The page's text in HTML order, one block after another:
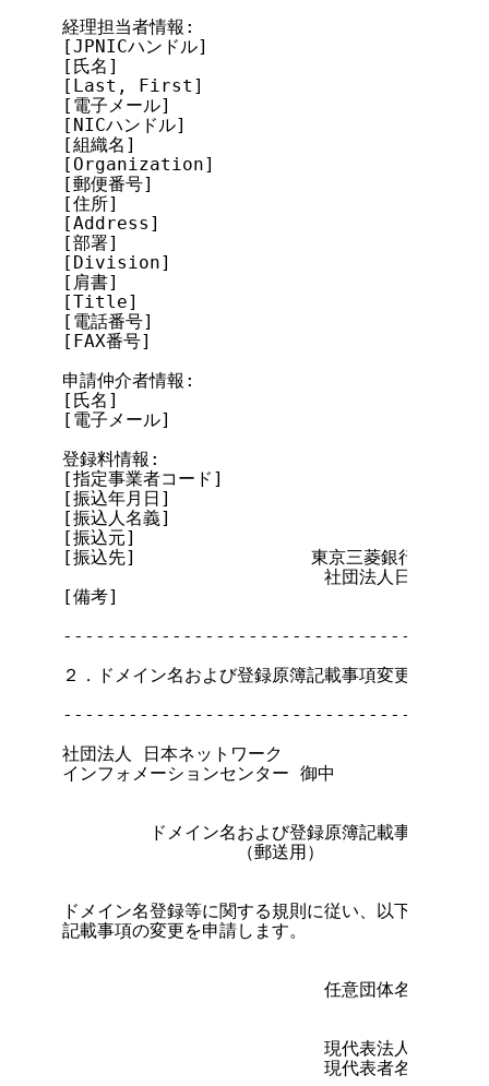
経理担当者情報:
[JPNICハンドル]
[氏名]
[Last, First]
[電子メール]
[NICハンドル]
[組織名]
[Organization]
[郵便番号]
[住所]
[Address]
[部署]
[Division]
[肩書]
[Title]
[電話番号]
[FAX番号]
申請仲介者情報:
[氏名]
[電子メール]
登録料情報:
[指定事業者コード]
[振込年月日]
[振込人名義]
[振込元]
[振込先]                東京三菱銀行 神田橋支
社団法人日本ネットワ
[備考]
２．ドメイン名および登録原簿記載事項変更申請書の
社団法人 日本ネットワーク
インフォメーションセンター 御中
ドメイン名および登録原簿記載事項変更申
                （郵送用）
ドメイン名登録等に関する規則に従い、以下の通り
記載事項の変更を申請します。
                        任意団体名
                        現代表法人名
現代表者名